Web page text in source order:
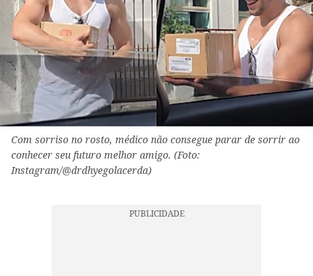
Com sorriso no rosto, médico não consegue parar de sorrir ao
conhecer seu futuro melhor amigo. (Foto:
Instagram/@drdhyegolacerda)